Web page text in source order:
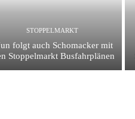
STOPPELMARKT
folgt auch Schomacker mit
Stoppelmarkt Busfahrplänen